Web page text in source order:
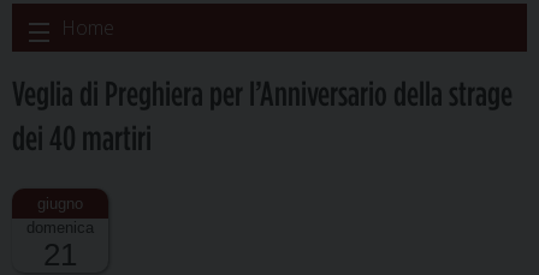
Skip
to
Home
Veglia di Preghiera per l’Anniversario della strage
dei 40 martiri
domenica
21